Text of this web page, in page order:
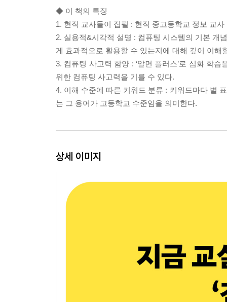
◆ 이 책의 특징
1. 현직 교사들이 집필 : 현직 중고등학교 정보 교
2. 실용적&시각적 설명 : 컴퓨팅 시스템의 기본 개
게 효과적으로 활용할 수 있는지에 대해 깊이 이해
3. 컴퓨팅 사고력 함양 : ‘알면 플러스’로 심화 학습
위한 컴퓨팅 사고력을 기를 수 있다.
4. 이해 수준에 따른 키워드 분류 : 키워드마다 별
는 그 용어가 고등학교 수준임을 의미한다.
상세 이미지